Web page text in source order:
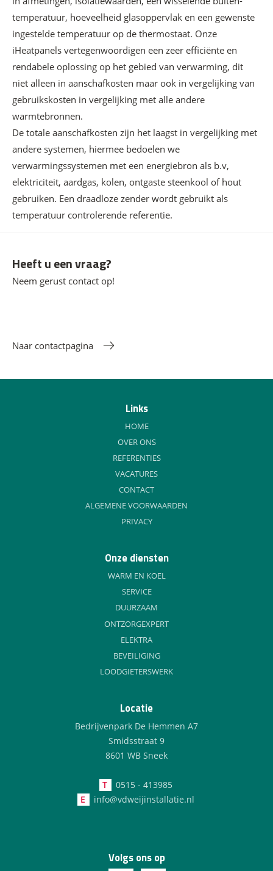
temperatuur, hoeveelheid glasoppervlak en een gewenste
ingestelde temperatuur op de thermostaat. Onze
iHeatpanels vertegenwoordigen een zeer efficiënte en
rendabele oplossing op het gebied van verwarming, dit
niet alleen in aanschafkosten maar ook in vergelijking van
gebruikskosten in vergelijking met alle andere
warmtebronnen.
De totale aanschafkosten zijn het laagst in vergelijking met
andere systemen, hiermee bedoelen we
verwarmingssystemen met een energiebron als b.v,
elektriciteit, aardgas, kolen, ontgaste steenkool of hout
gebruiken. Een draadloze zender wordt gebruikt als
temperatuur controlerende referentie.
Heeft u een vraag?
Neem gerust contact op!
Naar contactpagina
Links
HOME
OVER ONS
REFERENTIES
VACATURES
CONTACT
ALGEMENE VOORWAARDEN
PRIVACY
Onze diensten
WARM EN KOEL
SERVICE
DUURZAAM
ONTZORGEXPERT
ELEKTRA
BEVEILIGING
LOODGIETERSWERK
Locatie
Bedrijvenpark De Hemmen A7
Smidsstraat 9
8601 WB Sneek
T
0515 - 413985
E
info@vdweijinstallatie.nl
Volgs ons op